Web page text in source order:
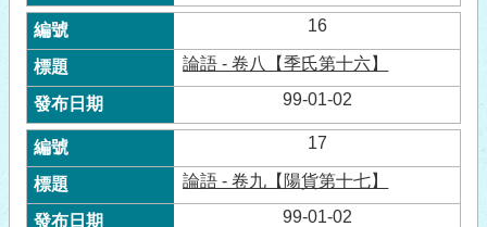
16
論語 - 卷八【季氏第十六】
99-01-02
17
論語 - 卷九【陽貨第十七】
99-01-02